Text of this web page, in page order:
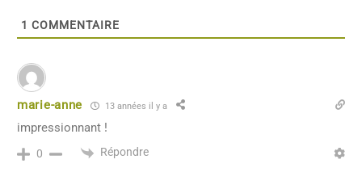
1 COMMENTAIRE
marie-anne 13 années il y a
impressionnant !
0 Répondre